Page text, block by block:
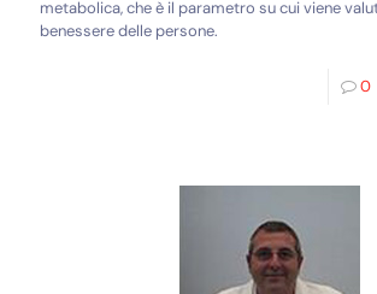
metabolica, che è il parametro su cui viene
benessere delle persone.
0